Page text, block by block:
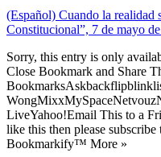
(Español) Cuando la realidad
Constitucional”, 7 de mayo
Sorry, this entry is only
Close Bookmark and Share
LiveYahoo!Email This to a
like this then please
Bookmarkify™ More »